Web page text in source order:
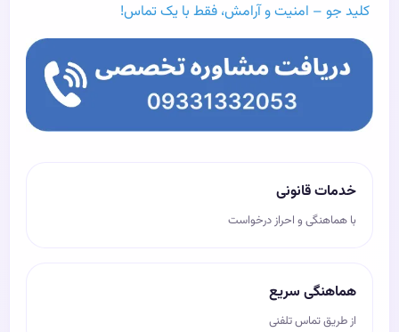
کلید جو – امنیت و آرامش، فقط با یک تماس!
خدمات قانونی
با هماهنگی و احراز درخواست
هماهنگی سریع
از طریق تماس تلفنی